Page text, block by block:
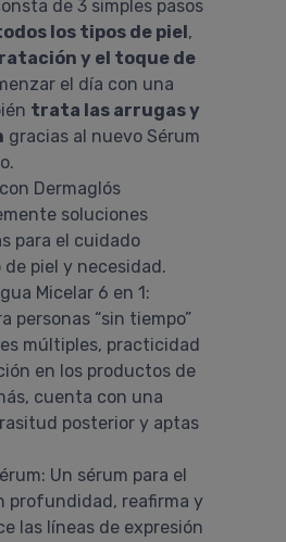
de 3 simples pasos
los tipos de piel,
y el toque de
el día con una
trata las arrugas y
gracias al nuevo Sérum
Dermaglós
soluciones
para el cuidado
piel y necesidad.
Micelar 6 en 1:
personas “sin tiempo”
múltiples, practicidad
en los productos de
cuenta con una
posterior y aptas
Un sérum para el
profundidad, reafirma y
las líneas de expresión